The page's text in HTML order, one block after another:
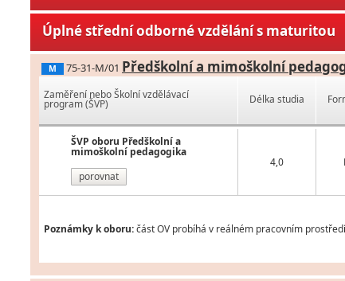
Úplné střední odborné vzdělání s maturitou
M 75-31-M/01 Předškolní a mimoškolní
Zaměření nebo Školní vzdělávací
program (ŠVP)
ŠVP oboru Předškolní a
mimoškolní pedagogika
porovnat
Délka studia
4,0
Poznámky k oboru:část OV probíhá v reálném pracovním